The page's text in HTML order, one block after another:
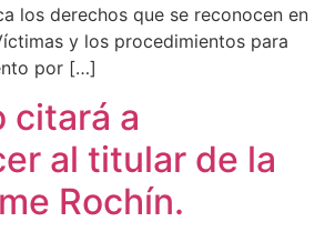
los derechos que se reconocen en
y los procedimientos para
por […]
citará a
al titular de la
Rochín.